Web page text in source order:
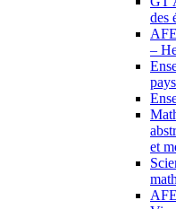
des
–
et